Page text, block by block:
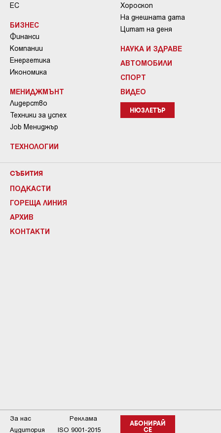
ЕС
БИЗНЕС
Финанси
Компании
Енергетика
Икономика
МЕНИДЖМЪНТ
Лидерство
Техники за успех
Job Мениджър
ТЕХНОЛОГИИ
Хороскоп
На днешната дата
Цитат на деня
НАУКА И ЗДРАВЕ
АВТОМОБИЛИ
СПОРТ
ВИДЕО
НЮЗЛЕТЪР
СЪБИТИЯ
ПОДКАСТИ
ГОРЕЩА ЛИНИЯ
АРХИВ
КОНТАКТИ
АБОНИРАЙ
СЕ
За нас
Реклама
Аудитория
ISO 9001-2015